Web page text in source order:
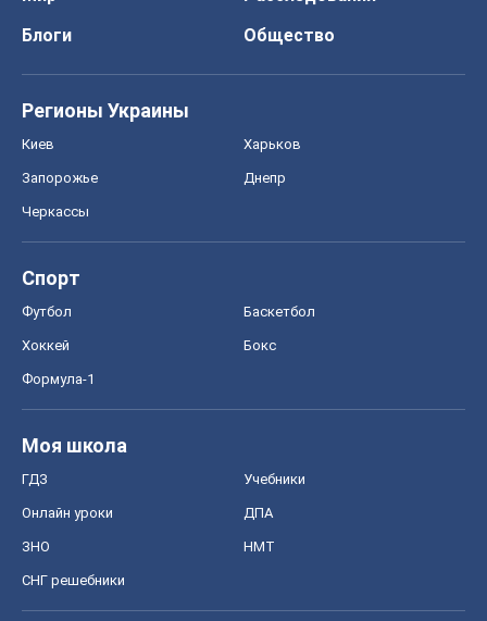
Блоги
Общество
Регионы Украины
Киев Харьков
Запорожье Днепр
Черкассы
Спорт
Футбол Баскетбол
Хоккей Бокс
Формула-1
Моя школа
ГДЗ Учебники
Онлайн уроки ДПА
ЗНО НМТ
СНГ решебники